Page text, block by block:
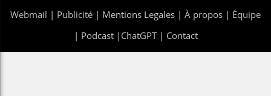
Webmail | Publicité | Mentions Legales | À propos | Équipe
| Podcast| ChatGPT| Contact